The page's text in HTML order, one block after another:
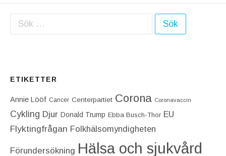
Sök efter:
ETIKETTER
Annie Lööf Cancer Centerpartiet‎ Corona Coronavaccin
Cykling Djur Donald Trump Ebba Busch-Thor EU
Flyktingfrågan Folkhälsomyndigheten
Förundersökning Hälsa och sjukvård